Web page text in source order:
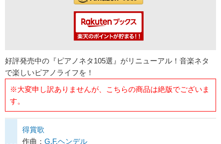
好評発売中の『ピアノネタ105選』がリニューアル！音楽ネタ
で楽しいピアノライフを！
※大変申し訳ありませんが、こちらの商品は絶版でございま
す。
得賞歌
作曲： G.F.ヘンデル